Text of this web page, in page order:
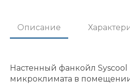
Описание
Настенный фанкойл
микроклимата в